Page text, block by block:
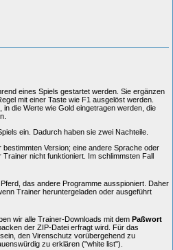
eines Spiels gestartet werden. Sie ergänzen
mit einer Taste wie F1 ausgelöst werden.
die Werte wie Gold eingetragen werden, die
ein. Dadurch haben sie zwei Nachteile.
Version; eine andere Sprache oder
nicht funktioniert. Im schlimmsten Fall
das andere Programme ausspioniert. Daher
Trainer heruntergeladen oder ausgeführt
wir alle Trainer-Downloads mit dem Paßwort
der ZIP-Datei erfragt wird. Für das
den Virenschutz vorübergehend zu
zu erklären ("white list").